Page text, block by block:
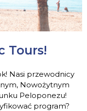
Tours!
Nasi przewodnicy
Nowożytnym
Peloponezu!
program?